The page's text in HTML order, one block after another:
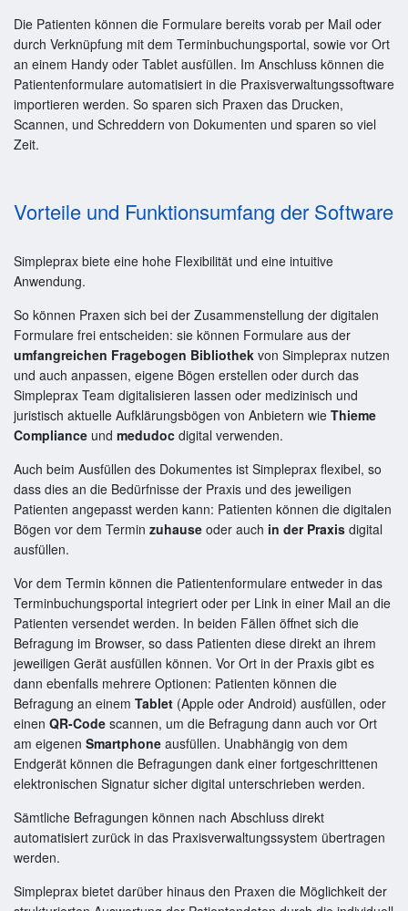
Die Patienten können die Formulare bereits vorab per Mail oder
durch Verknüpfung mit dem Terminbuchungsportal, sowie vor Ort
an einem Handy oder Tablet ausfüllen. Im Anschluss können die
Patientenformulare automatisiert in die Praxisverwaltungssoftware
importieren werden. So sparen sich Praxen das Drucken,
Scannen, und Schreddern von Dokumenten und sparen so viel
Zeit.
Vorteile und Funktionsumfang der Software
Simpleprax biete eine hohe Flexibilität und eine intuitive
Anwendung.
So können Praxen sich bei der Zusammenstellung der digitalen
Formulare frei entscheiden: sie können Formulare aus der
umfangreichen Fragebogen Bibliothek von Simpleprax nutzen
und auch anpassen, eigene Bögen erstellen oder durch das
Simpleprax Team digitalisieren lassen oder medizinisch und
juristisch aktuelle Aufklärungsbögen von Anbietern wie Thieme
Compliance und medudoc digital verwenden.
Auch beim Ausfüllen des Dokumentes ist Simpleprax flexibel, so
dass dies an die Bedürfnisse der Praxis und des jeweiligen
Patienten angepasst werden kann: Patienten können die digitalen
Bögen vor dem Termin zuhause oder auch in der Praxis digital
ausfüllen.
Vor dem Termin können die Patientenformulare entweder in das
Terminbuchungsportal integriert oder per Link in einer Mail an die
Patienten versendet werden. In beiden Fällen öffnet sich die
Befragung im Browser, so dass Patienten diese direkt an ihrem
jeweiligen Gerät ausfüllen können. Vor Ort in der Praxis gibt es
dann ebenfalls mehrere Optionen: Patienten können die
Befragung an einem Tablet (Apple oder Android) ausfüllen, oder
einen QR-Code scannen, um die Befragung dann auch vor Ort
am eigenen Smartphone ausfüllen. Unabhängig von dem
Endgerät können die Befragungen dank einer fortgeschrittenen
elektronischen Signatur sicher digital unterschrieben werden.
Sämtliche Befragungen können nach Abschluss direkt
automatisiert zurück in das Praxisverwaltungssystem übertragen
werden.
Simpleprax bietet darüber hinaus den Praxen die Möglichkeit der